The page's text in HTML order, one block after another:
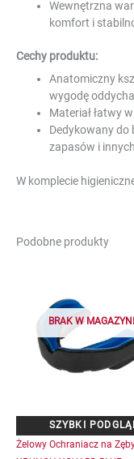
Wewnętrzna
komfort i
Cechy produktu:
Anatomiczny
wygodę
Materiał łatwy
Dedykowany do
zapasów i
W komplecie
Podobne produkty
BRAK W
Żelowy Ochraniacz na